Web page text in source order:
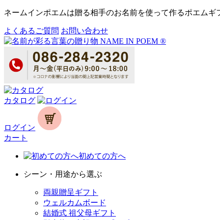
ネームインポエムは贈る相手のお名前を使って作るポエムギ
よくあるご質問 お問い合わせ
カタログ
ログイン
カート
初めての方へ
シーン・用途から選ぶ
両親贈呈ギフト
ウェルカムボード
結婚式 祖父母ギフト